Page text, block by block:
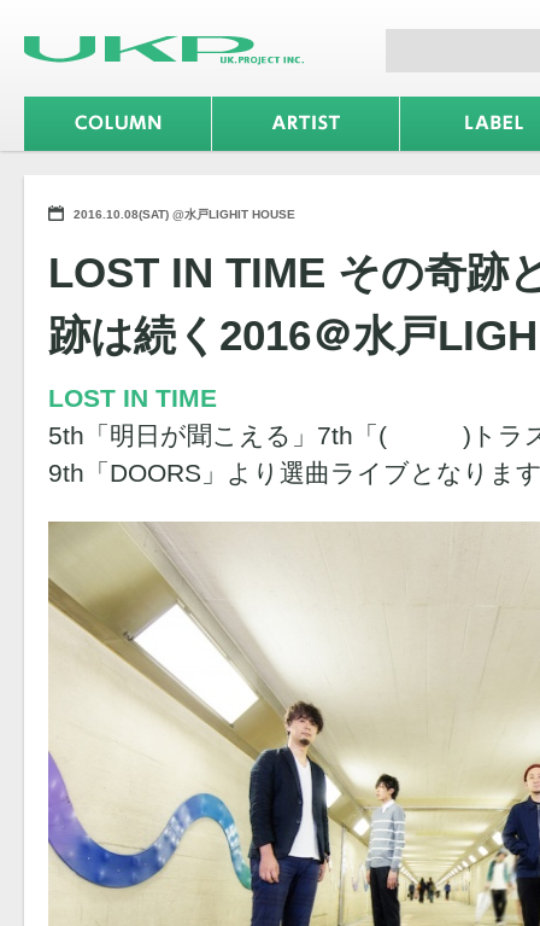
2016.10.08(SAT) @水戸LIGHIT HOUSE
LOST IN TIME その奇跡
跡は続く2016＠水戸
LOST IN TIME
5th「明日が聞こえる」7th「( )トラス
9th「DOORS」より選曲ライブとなりま